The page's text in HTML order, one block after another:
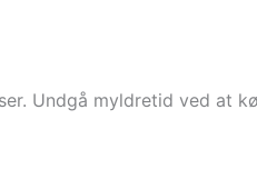
Undgå myldretid ved at